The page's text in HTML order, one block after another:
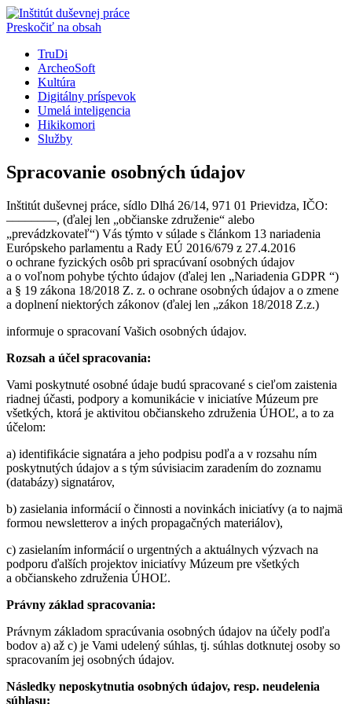
Preskočiť na obsah
TruDi
ArcheoSoft
Kultúra
Digitálny príspevok
Umelá inteligencia
Hikikomori
Služby
Spracovanie osobných údajov
Inštitút duševnej práce, sídlo Dlhá 26/14, 971 01 Prievidza, IČO:
––––––––, (ďalej len „občianske združenie“ alebo
„prevádzkovateľ“) Vás týmto v súlade s článkom 13 nariadenia
Európskeho parlamentu a Rady EÚ 2016/679 z 27.4.2016
o ochrane fyzických osôb pri spracúvaní osobných údajov
a o voľnom pohybe týchto údajov (ďalej len „Nariadenia GDPR “)
a § 19 zákona 18/2018 Z. z. o ochrane osobných údajov a o zmene
a doplnení niektorých zákonov (ďalej len „zákon 18/2018 Z.z.)
informuje o spracovaní Vašich osobných údajov.
Rozsah a účel spracovania:
Vami poskytnuté osobné údaje budú spracované s cieľom zaistenia
riadnej účasti, podpory a komunikácie v iniciatíve Múzeum pre
všetkých, ktorá je aktivitou občianskeho združenia ÚHOĽ, a to za
účelom:
a) identifikácie signatára a jeho podpisu podľa a v rozsahu ním
poskytnutých údajov a s tým súvisiacim zaradením do zoznamu
(databázy) signatárov,
b) zasielania informácií o činnosti a novinkách iniciatívy (a to najmä
formou newsletterov a iných propagačných materiálov),
c) zasielaním informácií o urgentných a aktuálnych výzvach na
podporu ďalších projektov iniciatívy Múzeum pre všetkých
a občianskeho združenia ÚHOĽ.
Právny základ spracovania:
Právnym základom spracúvania osobných údajov na účely podľa
bodov a) až c) je Vami udelený súhlas, tj. súhlas dotknutej osoby so
spracovaním jej osobných údajov.
Následky neposkytnutia osobných údajov, resp. neudelenia
súhlasu: